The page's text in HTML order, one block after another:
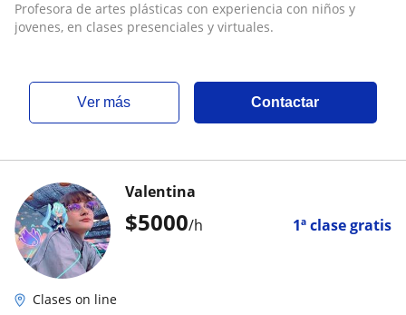
Profesora de artes plásticas con experiencia con niños y
jovenes, en clases presenciales y virtuales.
ver más Contactar
$5000/h 1ª clase gratis
Valentina
Clases on line